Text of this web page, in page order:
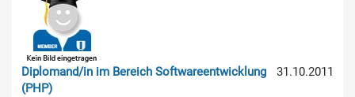
31.10.2011
Diplomand/in im Bereich Softwareentwicklung
(PHP)